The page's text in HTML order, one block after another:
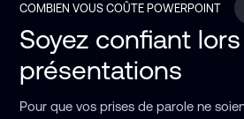
COMBIEN VOUS COÛTE POWERPOINT
Soyez confiant
présentations
Pour que vos prises de parole ne